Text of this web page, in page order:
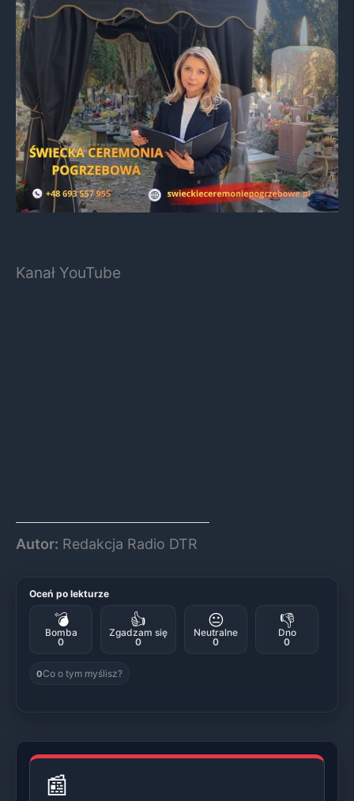
Kanał YouTube
Autor: Redakcja Radio DTR
Oceń po lekturze
💣
Bomba
0
👍
Zgadzam się
0
😐
Neutralne
0
👎
Dno
0
0Co o tym myślisz?
📰